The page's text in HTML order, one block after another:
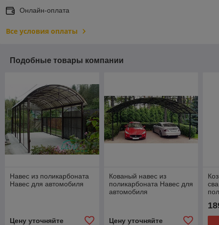
Онлайн-оплата
Все условия оплаты
Подобные товары компании
Навес из поликарбоната
Навес для автомобиля
Цену уточняйте
Кованый навес из
поликарбоната Навес для
автомобиля
Цену уточняйте